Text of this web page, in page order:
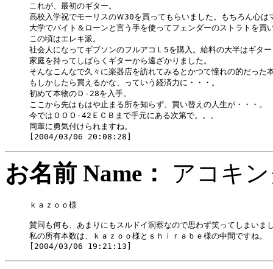
これが、最初のギター。
高校入学祝でモーリスのＷ30を買ってもらいました。もちろん心
大学でバイト＆ローンと言う手を使ってフェンダーのストラトを買
この頃はエレキ派。
社会人になってギブソンのフルアコＬ5を購入。給料の大半はギタ
家庭を持ってしばらくギターから遠ざかりました。
そんなこんなで久々に楽器店を訪れてみるとかつて憧れの的だった
もしかしたら買えるかな、っていう経済力に・・・。
初めて本物のＤ-28を入手。
ここから先はもはや止まる所を知らず、買い替えの人生が・・・。
今ではＯＯＯ-42ＥＣＢまで手元にある次第で。。。
同輩に勇気付けられますね。
お名前 Name： アコ
ｋａｚｏｏ様
賛同も何も、あまりにもスルドイ洞察なので思わず笑ってしまいま
私の所有本数は、ｋａｚｏｏ様とｓｈｉｒａｂｅ様の中間ですね。